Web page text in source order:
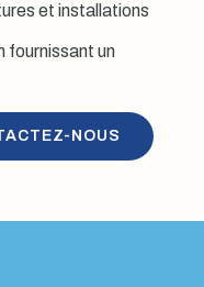
et installations
fournissant un
NOUS